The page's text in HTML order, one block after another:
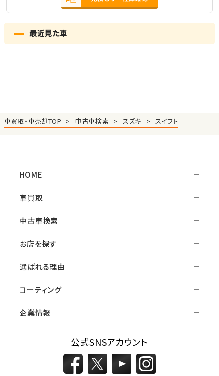
最近見た車
車買取・車売却TOP 中古車検索 スズキ スイフト
HOME
車買取
中古車検索
お店を探す
選ばれる理由
コーティング
企業情報
公式SNSアカウント